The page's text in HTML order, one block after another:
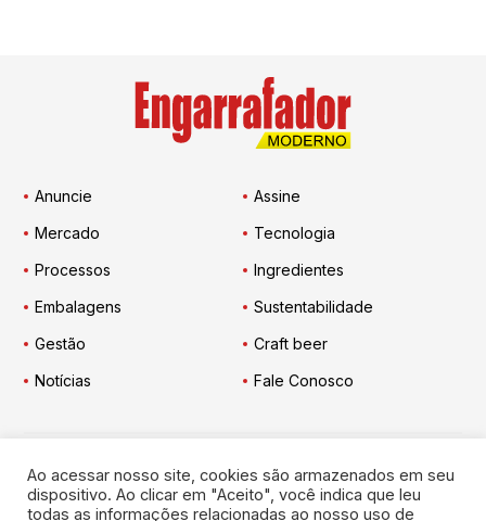
Anuncie
Assine
Mercado
Tecnologia
Processos
Ingredientes
Embalagens
Sustentabilidade
Gestão
Craft beer
Notícias
Fale Conosco
Engarrafador Moderno nas Redes:
Ao acessar nosso site, cookies são armazenados em seu
dispositivo. Ao clicar em "Aceito", você indica que leu
todas as informações relacionadas ao nosso uso de